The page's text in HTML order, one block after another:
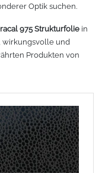
Optik suchen.
975 Strukturfolie in
wirkungsvolle und
Produkten von